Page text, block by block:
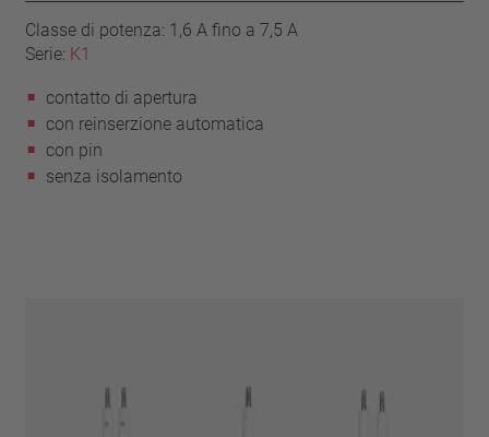
Classe di potenza: 1,6 A fino a 7,5 A
Serie: K1
contatto di apertura
con reinserzione automatica
con pin
senza isolamento